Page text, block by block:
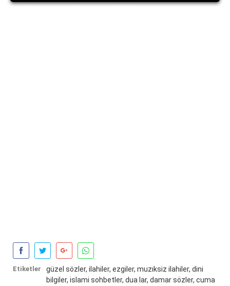
Etiketler
güzel sözler, ilahiler, ezgiler, muzıksiz ilahiler, dini
bilgiler, islami sohbetler, dua lar, damar sözler, cuma